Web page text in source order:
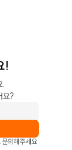
!
.
요?
문의해주세요.